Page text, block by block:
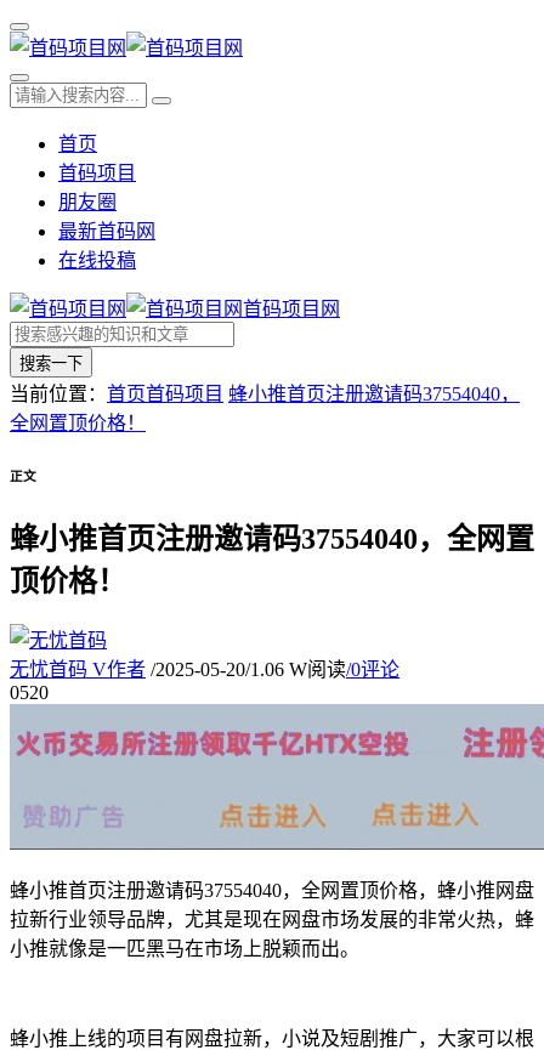
首页
首码项目
朋友圈
最新首码网
在线投稿
首码项目网
搜索一下
当前位置： 首页首码项目 蜂小推首页注册邀请码37554040，
全网置顶价格！
正文
蜂小推首页注册邀请码37554040，全网置
顶价格！
无忧首码 V作者 /2025-05-20/1.06 W阅读/0评论
0520
蜂小推首页注册邀请码37554040，全网置顶价格，蜂小推网盘
拉新行业领导品牌，尤其是现在网盘市场发展的非常火热，蜂
小推就像是一匹黑马在市场上脱颖而出。
蜂小推上线的项目有网盘拉新，小说及短剧推广，大家可以根